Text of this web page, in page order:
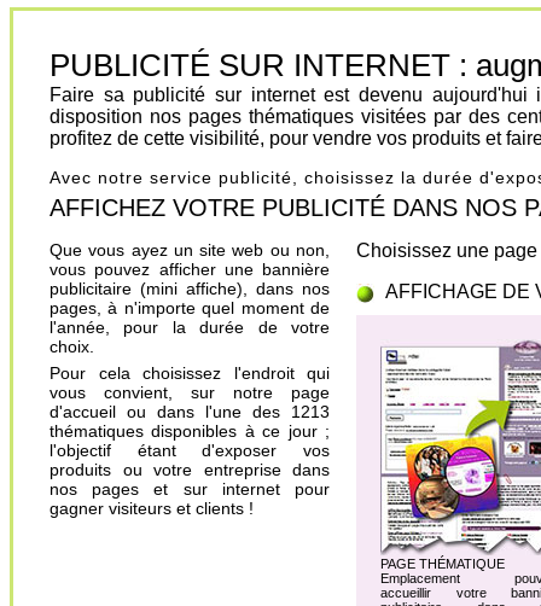
PUBLICITÉ SUR INTERNET :
Faire sa publicité sur internet est devenu
disposition nos pages thématiques visitées par des
profitez de cette visibilité, pour vendre vos produits et
Avec notre service publicité, choisissez la durée
AFFICHEZ VOTRE PUBLICITÉ DANS NOS
Que vous ayez un site web ou non,
vous pouvez afficher une bannière
publicitaire (mini affiche), dans nos
pages, à n'importe quel moment de
l'année, pour la durée de votre
choix.
Pour cela choisissez l'endroit qui
vous convient, sur notre page
d'accueil ou dans l'une des 1213
thématiques disponibles à ce jour ;
l'objectif étant d'exposer vos
produits ou votre entreprise dans
nos pages et sur internet pour
gagner visiteurs et clients !
Choisissez une
AFFICHAGE DE
PAGE THÉMATIQUE
Emplacement
accueillir votre